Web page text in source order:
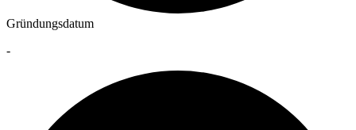
Gründungsdatum
-